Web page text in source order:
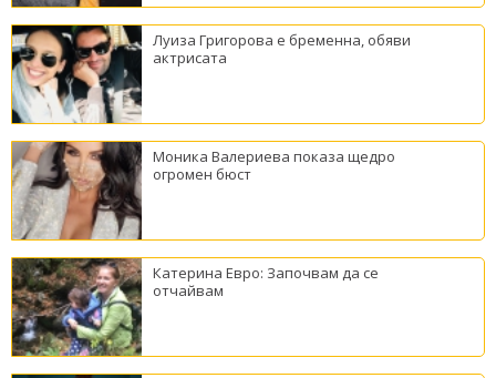
Луиза Григорова е бременна, обяви
актрисата
Моника Валериева показа щедро
огромен бюст
Катерина Евро: Започвам да се
отчайвам